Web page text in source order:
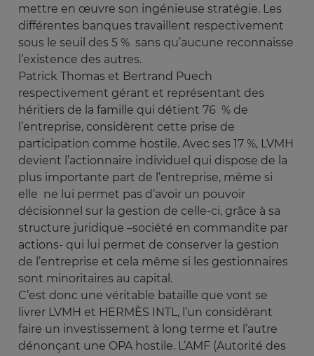
mettre en œuvre son ingénieuse stratégie. Les
différentes banques travaillent respectivement
sous le seuil des 5 % sans qu’aucune reconnaisse
l’existence des autres.
Patrick Thomas et Bertrand Puech
respectivement gérant et représentant des
héritiers de la famille qui détient 76 % de
l’entreprise, considèrent cette prise de
participation comme hostile. Avec ses 17 %, LVMH
devient l’actionnaire individuel qui dispose de la
plus importante part de l’entreprise, même si
elle ne lui permet pas d’avoir un pouvoir
décisionnel sur la gestion de celle-ci, grâce à sa
structure juridique –société en commandite par
actions- qui lui permet de conserver la gestion
de l’entreprise et cela même si les gestionnaires
sont minoritaires au capital.
C’est donc une véritable bataille que vont se
livrer LVMH et HERMÈS INTL, l’un considérant
faire un investissement à long terme et l’autre
dénonçant une OPA hostile. L’AMF (Autorité des